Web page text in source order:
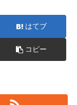
はてブ
コピー